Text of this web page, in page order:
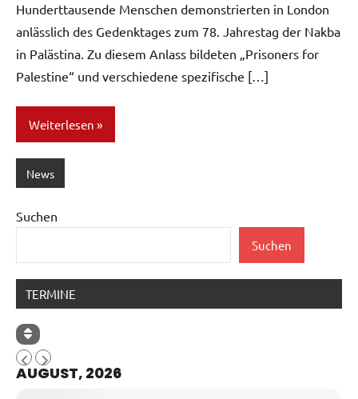
Hunderttausende Menschen demonstrierten in London
anlässlich des Gedenktages zum 78. Jahrestag der Nakba
in Palästina. Zu diesem Anlass bildeten „Prisoners for
Palestine“ und verschiedene spezifische […]
Weiterlesen
News
Suchen
Suchen
TERMINE
AUGUST, 2026